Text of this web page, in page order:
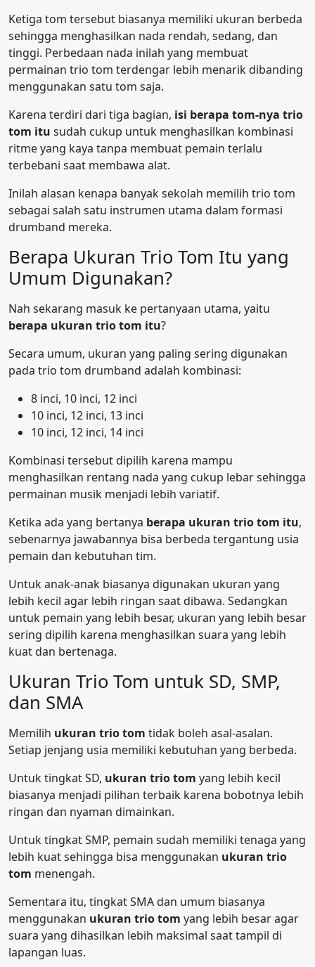
Ketiga tom tersebut biasanya memiliki ukuran berbeda
sehingga menghasilkan nada rendah, sedang, dan
tinggi. Perbedaan nada inilah yang membuat
permainan trio tom terdengar lebih menarik dibanding
menggunakan satu tom saja.
Karena terdiri dari tiga bagian, isi berapa tom-nya trio
tom itu sudah cukup untuk menghasilkan kombinasi
ritme yang kaya tanpa membuat pemain terlalu
terbebani saat membawa alat.
Inilah alasan kenapa banyak sekolah memilih trio tom
sebagai salah satu instrumen utama dalam formasi
drumband mereka.
Berapa Ukuran Trio Tom Itu yang
Umum Digunakan?
Nah sekarang masuk ke pertanyaan utama, yaitu
berapa ukuran trio tom itu?
Secara umum, ukuran yang paling sering digunakan
pada trio tom drumband adalah kombinasi:
8 inci, 10 inci, 12 inci
10 inci, 12 inci, 13 inci
10 inci, 12 inci, 14 inci
Kombinasi tersebut dipilih karena mampu
menghasilkan rentang nada yang cukup lebar sehingga
permainan musik menjadi lebih variatif.
Ketika ada yang bertanya berapa ukuran trio tom itu,
sebenarnya jawabannya bisa berbeda tergantung usia
pemain dan kebutuhan tim.
Untuk anak-anak biasanya digunakan ukuran yang
lebih kecil agar lebih ringan saat dibawa. Sedangkan
untuk pemain yang lebih besar, ukuran yang lebih besar
sering dipilih karena menghasilkan suara yang lebih
kuat dan bertenaga.
Ukuran Trio Tom untuk SD, SMP,
dan SMA
Memilih ukuran trio tom tidak boleh asal-asalan.
Setiap jenjang usia memiliki kebutuhan yang berbeda.
Untuk tingkat SD, ukuran trio tom yang lebih kecil
biasanya menjadi pilihan terbaik karena bobotnya lebih
ringan dan nyaman dimainkan.
Untuk tingkat SMP, pemain sudah memiliki tenaga yang
lebih kuat sehingga bisa menggunakan ukuran trio
tom menengah.
Sementara itu, tingkat SMA dan umum biasanya
menggunakan ukuran trio tom yang lebih besar agar
suara yang dihasilkan lebih maksimal saat tampil di
lapangan luas.